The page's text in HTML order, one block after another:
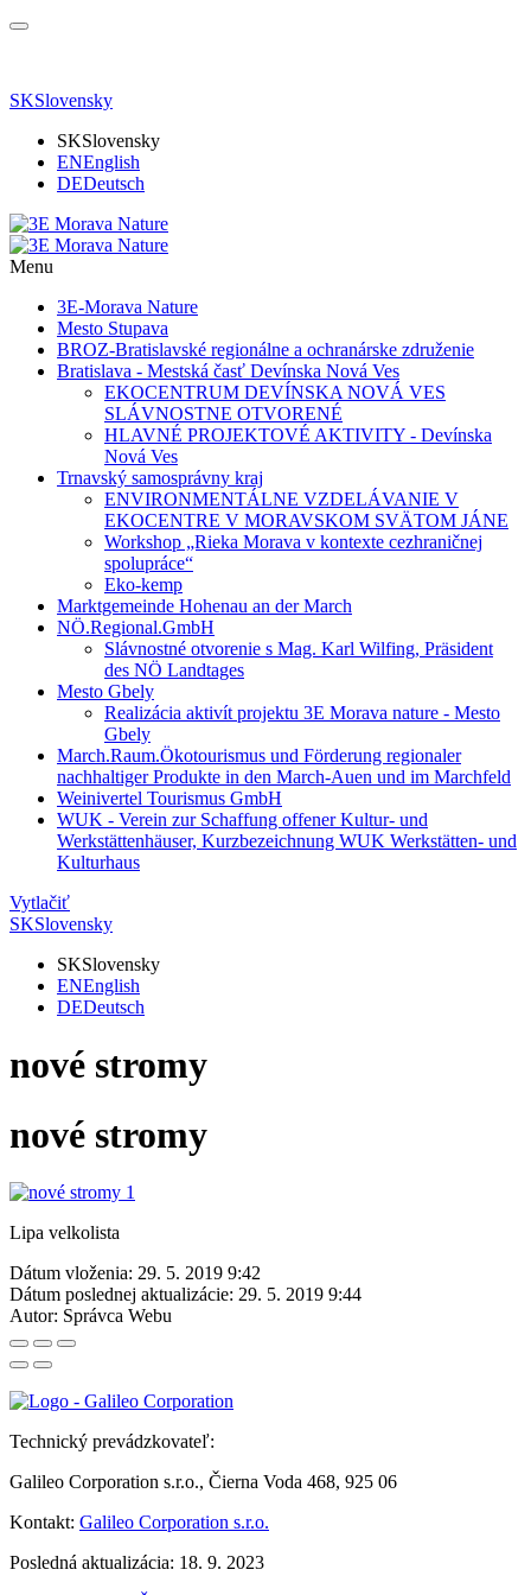
SKSlovensky
SKSlovensky
ENEnglish
DEDeutsch
Menu
3E-Morava Nature
Mesto Stupava
BROZ-Bratislavské regionálne a ochranárske združenie
Bratislava - Mestská časť Devínska Nová Ves
EKOCENTRUM DEVÍNSKA NOVÁ VES
SLÁVNOSTNE OTVORENÉ
HLAVNÉ PROJEKTOVÉ AKTIVITY - Devínska
Nová Ves
Trnavský samosprávny kraj
ENVIRONMENTÁLNE VZDELÁVANIE V
EKOCENTRE V MORAVSKOM SVÄTOM JÁNE
Workshop „Rieka Morava v kontexte cezhraničnej
spolupráce“
Eko-kemp
Marktgemeinde Hohenau an der March
NÖ.Regional.GmbH
Slávnostné otvorenie s Mag. Karl Wilfing, Präsident
des NÖ Landtages
Mesto Gbely
Realizácia aktivít projektu 3E Morava nature - Mesto
Gbely
March.Raum.Ökotourismus und Förderung regionaler
nachhaltiger Produkte in den March-Auen und im Marchfeld
Weinivertel Tourismus GmbH
WUK - Verein zur Schaffung offener Kultur- und
Werkstättenhäuser, Kurzbezeichnung WUK Werkstätten- und
Kulturhaus
Vytlačiť
SKSlovensky
SKSlovensky
ENEnglish
DEDeutsch
nové stromy
nové stromy
Lipa velkolista
Dátum vloženia: 29. 5. 2019 9:42
Dátum poslednej aktualizácie: 29. 5. 2019 9:44
Autor: Správca Webu
Technický prevádzkovateľ:
Galileo Corporation s.r.o., Čierna Voda 468, 925 06
Kontakt: Galileo Corporation s.r.o.
Posledná aktualizácia: 18. 9. 2023